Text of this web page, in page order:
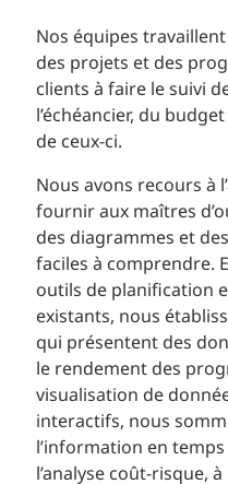
Nos équipes
des projets et des
clients à faire le suivi
l’échéancier, du
de ceux-ci.
Nous avons recours à
fournir aux maîtres
des diagrammes et
faciles à comprendre.
outils de planification
existants, nous
qui présentent des
le rendement des
visualisation de
interactifs, nous
l’information en
l’analyse coût-risque,